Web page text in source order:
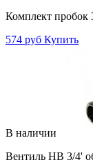
Комплект
574 руб Купить
В наличии
Вентиль НВ 3/4'